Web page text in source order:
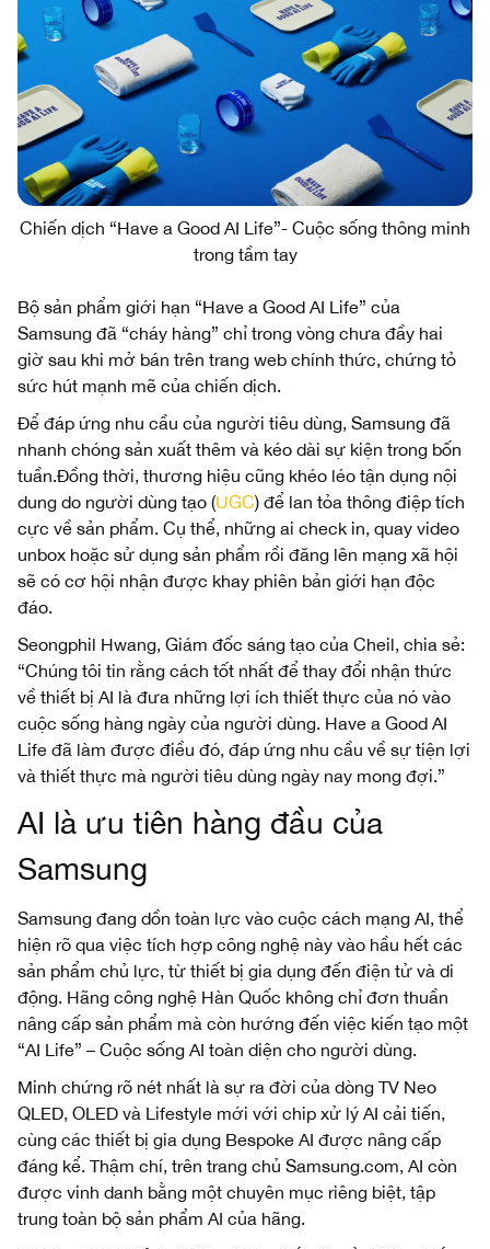
Chiến dịch “Have a Good AI Life”- Cuộc sống thông minh
trong tầm tay
Bộ sản phẩm giới hạn “Have a Good AI Life” của
Samsung đã “cháy hàng” chỉ trong vòng chưa đầy hai
giờ sau khi mở bán trên trang web chính thức, chứng tỏ
sức hút mạnh mẽ của chiến dịch.
Để đáp ứng nhu cầu của người tiêu dùng, Samsung đã
nhanh chóng sản xuất thêm và kéo dài sự kiện trong bốn
tuần.Đồng thời, thương hiệu cũng khéo léo tận dụng nội
dung do người dùng tạo (UGC) để lan tỏa thông điệp tích
cực về sản phẩm. Cụ thể, những ai check in, quay video
unbox hoặc sử dụng sản phẩm rồi đăng lên mạng xã hội
sẽ có cơ hội nhận được khay phiên bản giới hạn độc
đáo.
Seongphil Hwang, Giám đốc sáng tạo của Cheil, chia sẻ:
“Chúng tôi tin rằng cách tốt nhất để thay đổi nhận thức
về thiết bị AI là đưa những lợi ích thiết thực của nó vào
cuộc sống hàng ngày của người dùng. Have a Good AI
Life đã làm được điều đó, đáp ứng nhu cầu về sự tiện lợi
và thiết thực mà người tiêu dùng ngày nay mong đợi.”
AI là ưu tiên hàng đầu của
Samsung
Samsung đang dồn toàn lực vào cuộc cách mạng AI, thể
hiện rõ qua việc tích hợp công nghệ này vào hầu hết các
sản phẩm chủ lực, từ thiết bị gia dụng đến điện tử và di
động. Hãng công nghệ Hàn Quốc không chỉ đơn thuần
nâng cấp sản phẩm mà còn hướng đến việc kiến tạo một
“AI Life” – Cuộc sống AI toàn diện cho người dùng.
Minh chứng rõ nét nhất là sự ra đời của dòng TV Neo
QLED, OLED và Lifestyle mới với chip xử lý AI cải tiến,
cùng các thiết bị gia dụng Bespoke AI được nâng cấp
đáng kể. Thậm chí, trên trang chủ Samsung.com, AI còn
được vinh danh bằng một chuyên mục riêng biệt, tập
trung toàn bộ sản phẩm AI của hãng.